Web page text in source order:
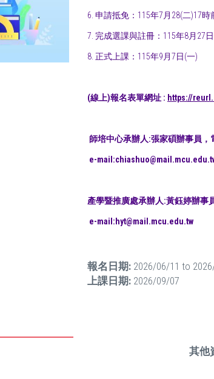
6. 申請抵免：115年7月28(二)17
7. 完成選課與註冊：115年8月27
8. 正式上課：115年9月7日(一)
(線上)報名表單網址 : https://
師培中心承辦人:張家碩辦事員，
e-mail:chiashuo@mail.mcu.
產學暨推廣處承辦人:黃鈺婷辦事
e-mail:hyt@mail.mcu.edu.tw
報名日期: 2026/06/11 to
上課日期: 2026/09/07
其他